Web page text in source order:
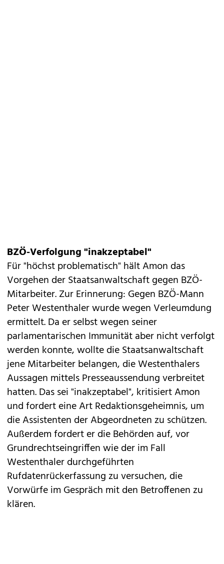
BZÖ-Verfolgung "inakzeptabel"
Für "höchst problematisch" hält Amon das
Vorgehen der Staatsanwaltschaft gegen BZÖ-
Mitarbeiter. Zur Erinnerung: Gegen BZÖ-Mann
Peter Westenthaler wurde wegen Verleumdung
ermittelt. Da er selbst wegen seiner
parlamentarischen Immunität aber nicht verfolgt
werden konnte, wollte die Staatsanwaltschaft
jene Mitarbeiter belangen, die Westenthalers
Aussagen mittels Presseaussendung verbreitet
hatten. Das sei "inakzeptabel", kritisiert Amon
und fordert eine Art Redaktionsgeheimnis, um
die Assistenten der Abgeordneten zu schützen.
Außerdem fordert er die Behörden auf, vor
Grundrechtseingriffen wie der im Fall
Westenthaler durchgeführten
Rufdatenrückerfassung zu versuchen, die
Vorwürfe im Gespräch mit den Betroffenen zu
klären.